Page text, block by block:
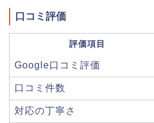
口コミ評価
評価項目
Google口コミ評価
口コミ件数
対応の丁寧さ